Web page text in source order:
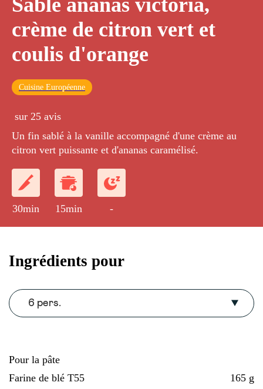
Sablé ananas victoria,
crème de citron vert et
coulis d'orange
Cuisine Européenne
sur 25 avis
Un fin sablé à la vanille accompagné d'une crème au
citron vert puissante et d'ananas caramélisé.
30min 15min -
Ingrédients pour
6 pers.
Pour la pâte
Farine de blé T55
165 g